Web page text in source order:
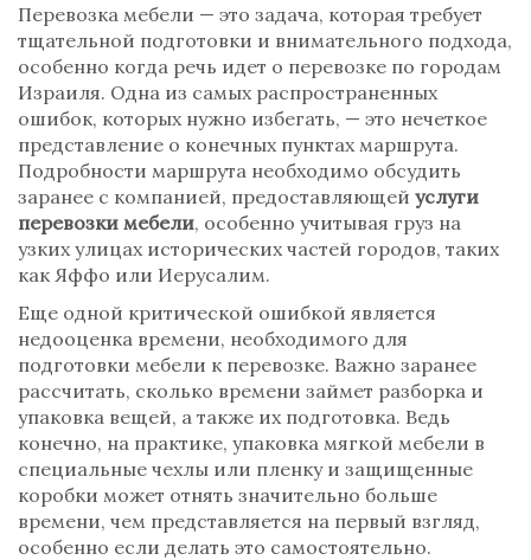
Перевозка мебели — это задача, которая требует
тщательной подготовки и внимательного подхода,
особенно когда речь идет о перевозке по городам
Израиля. Одна из самых распространенных
ошибок, которых нужно избегать, — это нечеткое
представление о конечных пунктах маршрута.
Подробности маршрута необходимо обсудить
заранее с компанией, предоставляющей услуги
перевозки мебели, особенно учитывая груз на
узких улицах исторических частей городов, таких
как Яффо или Иерусалим.
Еще одной критической ошибкой является
недооценка времени, необходимого для
подготовки мебели к перевозке. Важно заранее
рассчитать, сколько времени займет разборка и
упаковка вещей, а также их подготовка. Ведь
конечно, на практике, упаковка мягкой мебели в
специальные чехлы или пленку и защищенные
коробки может отнять значительно больше
времени, чем представляется на первый взгляд,
особенно если делать это самостоятельно.